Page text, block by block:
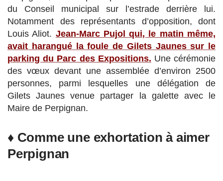
du Conseil municipal sur l’estrade derrière lui.
Notamment des représentants d’opposition, dont
Louis Aliot. Jean-Marc Pujol qui, le matin même,
avait harangué la foule de Gilets Jaunes sur le
parking du Parc des Expositions. Une cérémonie
des vœux devant une assemblée d’environ 2500
personnes, parmi lesquelles une délégation de
Gilets Jaunes venue partager la galette avec le
Maire de Perpignan.
♦ Comme une exhortation à aimer
Perpignan